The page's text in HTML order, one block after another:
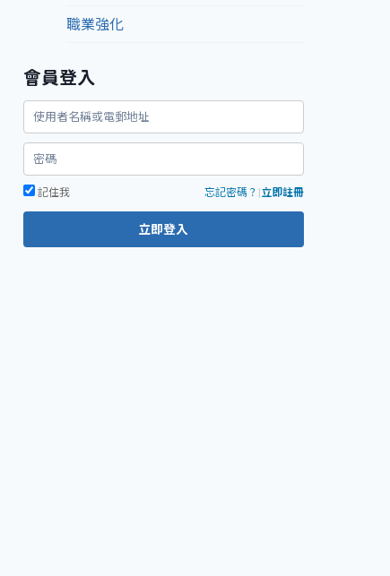
職業強化
會員登入
記住我 忘記密碼？ |立即註冊
立即登入